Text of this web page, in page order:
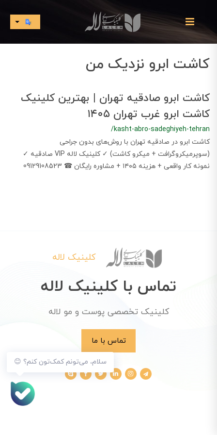
کاشت ابرو نزدیک من
کاشت ابرو صادقیه تهران | بهترین کلینیک
کاشت ابرو غرب تهران ۱۴۰۵
/kasht-abro-sadeghiyeh-tehran
​​​​کاشت ابرو در صادقیه تهران با روش‌های بدون جراحی
(سوپرمیکروگرافت + میکرو کاشت) ✓ کلینیک لاله VIP صادقیه ✓
نمونه کار واقعی + هزینه ۱۴۰۵ + مشاوره رایگان ☎ 09129108523
سلام، می‌تونم کمک‌تون کنم؟ 😊
کلینیک لاله
تماس با کلینیک لاله
کلینیک تخصصی پوست و مو لاله
تماس با ما